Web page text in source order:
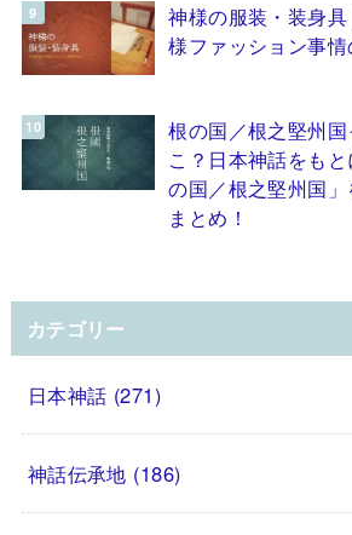
神様の服装・装身
様ファッション事情
根の国／根之堅州
こ？日本神話をも
の国／根之堅州国」
まとめ！
カテゴリー
日本神話 (271)
神話伝承地 (186)